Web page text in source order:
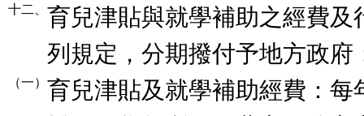
十二、 育兒津貼與就學補助之經費及
列規定，分期撥付予地方政府
（一） 育兒津貼及就學補助經費：每